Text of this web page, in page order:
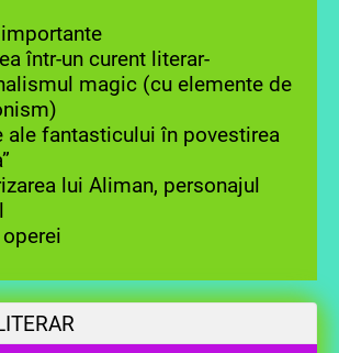
într-un curent literar-
magic (cu elemente de
ale fantasticului în povestirea
lui Aliman, personajul